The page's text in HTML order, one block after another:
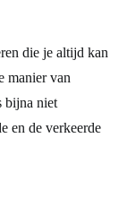
die je altijd kan
manier van
bijna niet
en de verkeerde